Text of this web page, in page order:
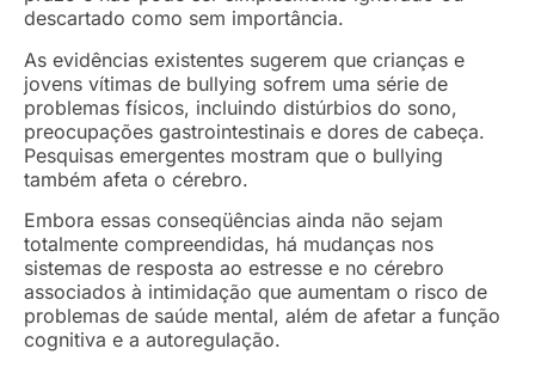
descartado como sem importância.
As evidências existentes sugerem que crianças e
jovens vítimas de bullying sofrem uma série de
problemas físicos, incluindo distúrbios do sono,
preocupações gastrointestinais e dores de cabeça.
Pesquisas emergentes mostram que o bullying
também afeta o cérebro.
Embora essas conseqüências ainda não sejam
totalmente compreendidas, há mudanças nos
sistemas de resposta ao estresse e no cérebro
associados à intimidação que aumentam o risco de
problemas de saúde mental, além de afetar a função
cognitiva e a autoregulação.